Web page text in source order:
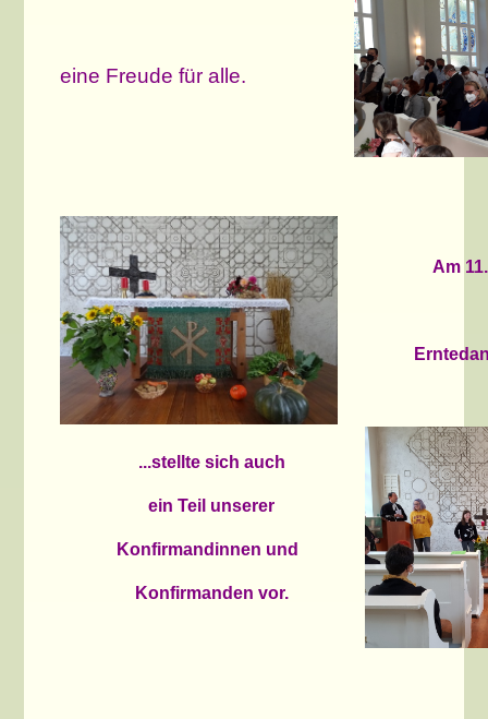
eine Freude für alle.
Am
...stellte sich auch
ein Teil unserer
Konfirmandinnen und
Konfirmanden vor.